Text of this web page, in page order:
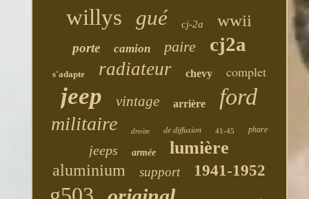
willys gué cj-2a wwii
porte camion paire cj2a
s'adapte radiateur chevy complet
jeep vintage arrière ford
militaire droite de diffusion 41-45 phare
jeeps armée lumière
aluminium support 1941-1952